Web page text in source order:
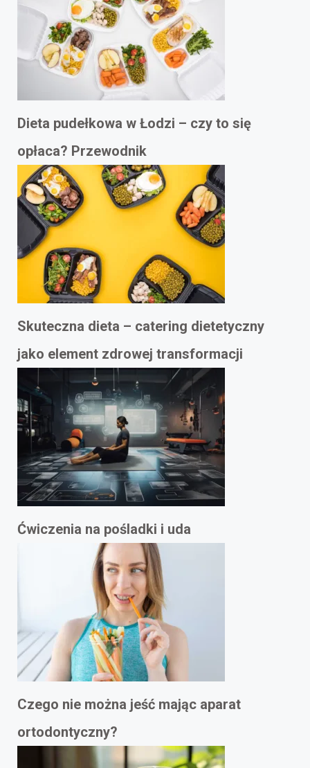
Dieta pudełkowa w Łodzi – czy to się
opłaca? Przewodnik
Skuteczna dieta – catering dietetyczny
jako element zdrowej transformacji
Ćwiczenia na pośladki i uda
Czego nie można jeść mając aparat
ortodontyczny?